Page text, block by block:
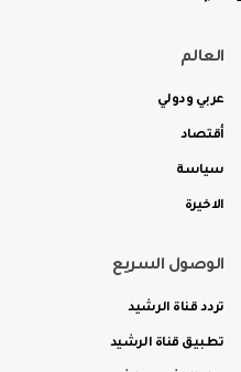
العالم
عربي ودولي
أقتصاد
سياسة
الاخيرة
الوصول السريع
تردد قناة الرشيد
تطبيق قناة الرشيد